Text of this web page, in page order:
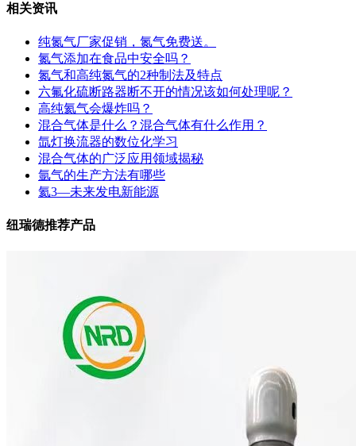
相关资讯
纯氮气厂家促销，氮气免费送。
氮气添加在食品中安全吗？
氮气和高纯氮气的2种制法及特点
六氟化硫断路器断不开的情况该如何处理呢？
高纯氦气会爆炸吗？
混合气体是什么？混合气体有什么作用？
氙灯换流器的数位化学习
混合气体的广泛应用领域揭秘
氩气的生产方法有哪些
氦3—未来发电新能源
纽瑞德推荐产品